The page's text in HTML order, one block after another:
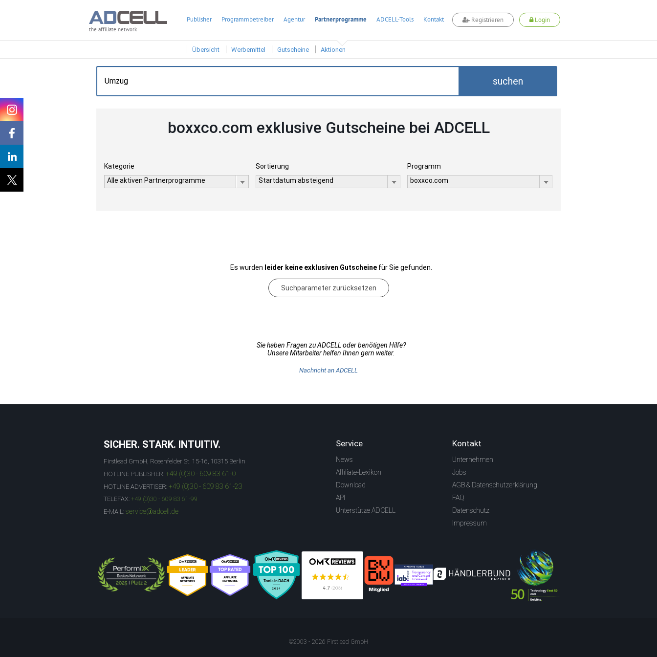
the affiliate network
Publisher Programmbetreiber Agentur Partnerprogramme ADCELL-Tools Kontakt Registrieren Login
Übersicht Werbemittel Gutscheine Aktionen
suchen
boxxco.com exklusive Gutscheine bei ADCELL
Kategorie
Alle aktiven Partnerprogramme
Sortierung
Startdatum absteigend
Programm
boxxco.com
Es wurden leider keine exklusiven Gutscheinefür Sie gefunden.
Suchparameter zurücksetzen
Sie haben Fragen zu ADCELL oder benötigen Hilfe?
Unsere Mitarbeiter helfen Ihnen gern weiter.
Nachricht an ADCELL
SICHER. STARK. INTUITIV.
Firstlead GmbH, Rosenfelder St. 15-16, 10315 Berlin
HOTLINE PUBLISHER: +49 (0)30 - 609 83 61-0
HOTLINE ADVERTISER: +49 (0)30 - 609 83 61-23
TELEFAX: +49 (0)30 - 609 83 61-99
E-MAIL: service@adcell.de
Service
News
Affiliate-Lexikon
Download
API
Unterstütze ADCELL
Kontakt
Unternehmen
Jobs
AGB & Datenschutzerklärung
FAQ
Datenschutz
Impressum
©2003 - 2026 Firstlead GmbH